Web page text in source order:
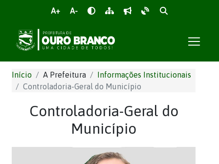
A+ A-
Início A Prefeitura
Informações Institucionais
Controladoria-Geral do Município
Controladoria-Geral do
Município